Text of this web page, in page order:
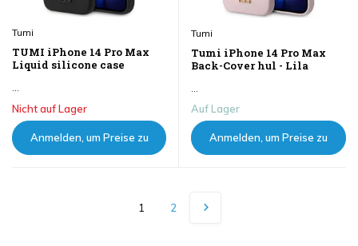
Tumi
TUMI iPhone 14 Pro Max
Liquid silicone case
...
Nicht auf Lager
Anmelden, um Preise zu
Tumi
Tumi iPhone 14 Pro Max
Back-Cover hul - Lila
...
Auf Lager
Anmelden, um Preise zu
1 2